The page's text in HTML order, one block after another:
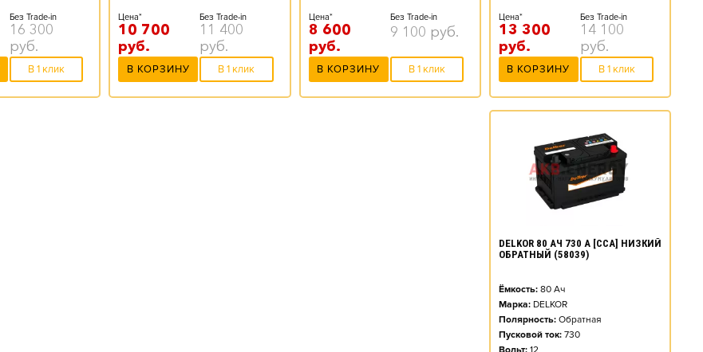
Без Trade-in
16 300
руб.
В 1 клик
Цена*
10 700
руб.
Без Trade-in
11 400
руб.
В КОРЗИНУ В 1 клик
Цена*
8 600
руб.
Без Trade-in
9 100 руб.
В КОРЗИНУ В 1 клик
Цена*
13 300
руб.
Без Trade-in
14 100
руб.
В КОРЗИНУ В 1 клик
DELKOR 80 АЧ 730 А [CCA] НИЗКИЙ
ОБРАТНЫЙ (58039)
Ёмкость: 80Ач
Марка: DELKOR
Полярность: Обратная
Пусковой ток: 730